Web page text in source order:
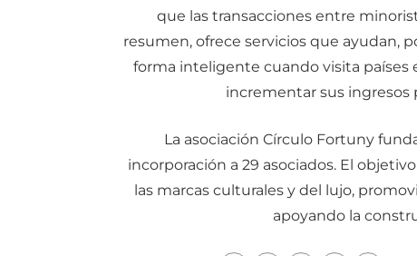
que las transacciones entre
resumen, ofrece servicios que ayudan,
forma inteligente cuando visita países
incrementar sus ingresos
La asociación Círculo Fortuny
incorporación a 29 asociados. El
las marcas culturales y del lujo,
apoyando la